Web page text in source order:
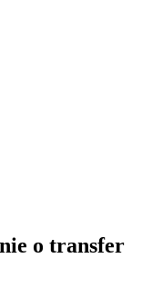
o transfer